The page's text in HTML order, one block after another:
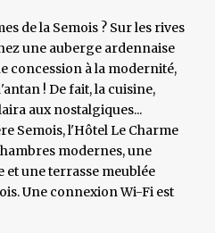
de la Semois ? Sur les rives
une auberge ardennaise
concession à la modernité,
! De fait, la cuisine,
aux nostalgiques...
Semois, l'Hôtel Le Charme
modernes, une
une terrasse meublée
Une connexion Wi-Fi est